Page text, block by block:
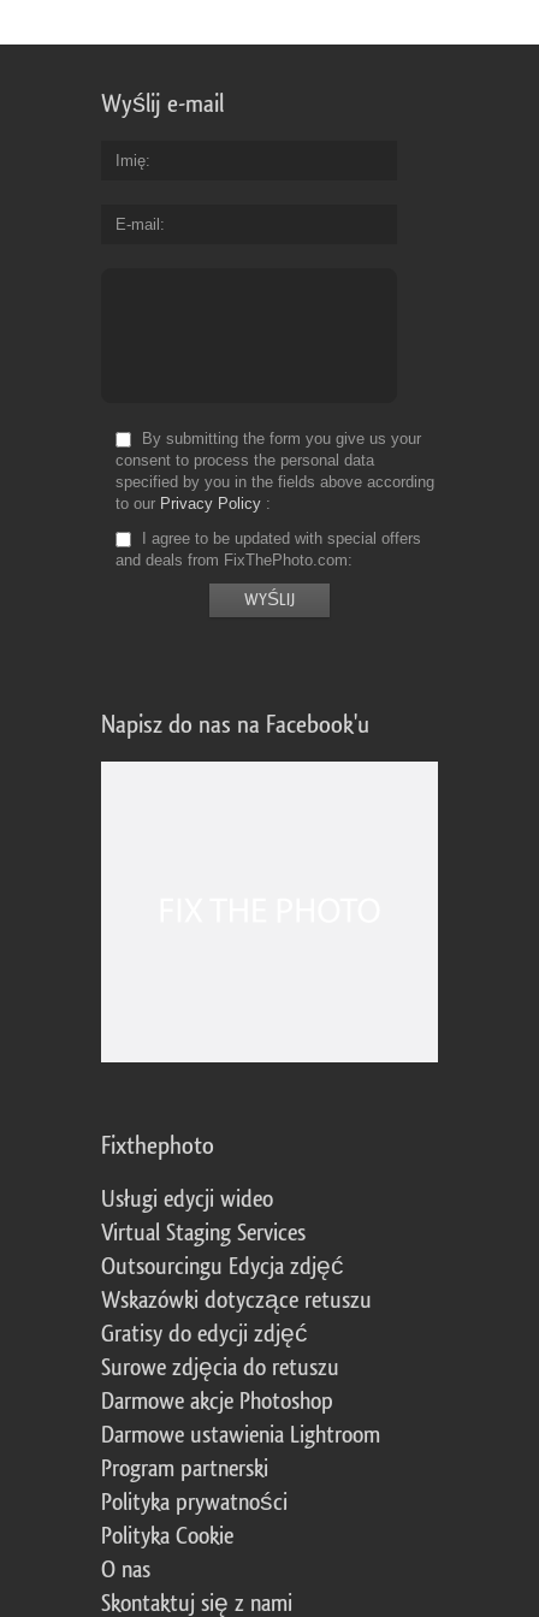
Wyślij e-mail
Imię
E-mail
By submitting the form you give us your
consent to process the personal data
specified by you in the fields above according
to our Privacy Policy
I agree to be updated with special offers
and deals from FixThePhoto.com
Napisz do nas na Facebook'u
Fixthephoto
Usługi edycji wideo
Virtual Staging Services
Outsourcingu Edycja zdjęć
Wskazówki dotyczące retuszu
Gratisy do edycji zdjęć
Surowe zdjęcia do retuszu
Darmowe akcje Photoshop
Darmowe ustawienia Lightroom
Program partnerski
Polityka prywatności
Polityka Cookie
O nas
Skontaktuj się z nami